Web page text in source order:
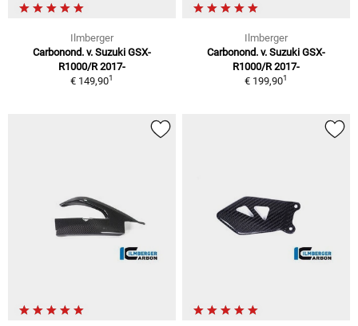
Ilmberger
Carbonond. v. Suzuki GSX-
R1000/R 2017-
€ 149,901
Ilmberger
Carbonond. v. Suzuki GSX-
R1000/R 2017-
€ 199,901